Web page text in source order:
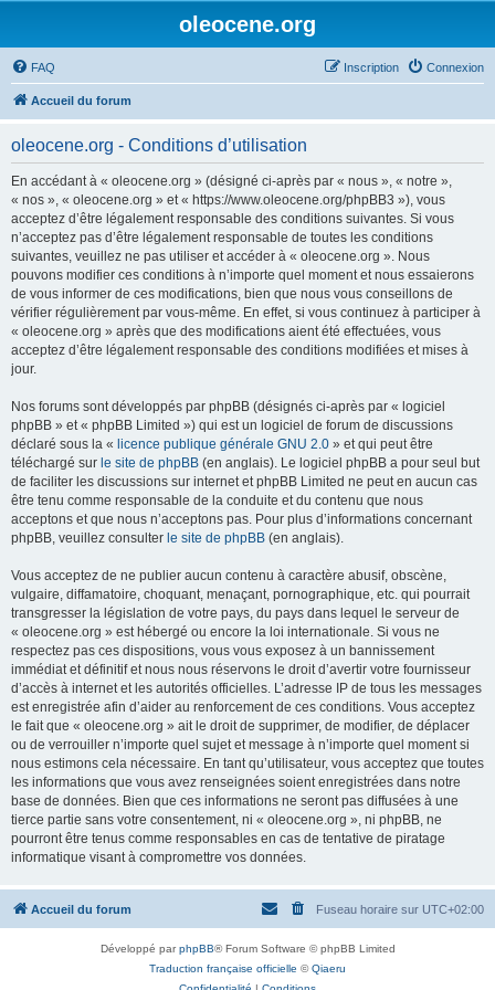
oleocene.org
FAQ Connexion
Inscription
Accueil du forum
oleocene.org - Conditions d’utilisation
En accédant à « oleocene.org » (désigné ci-après par « nous », « notre »,
« nos », « oleocene.org » et « https://www.oleocene.org/phpBB3 »), vous
acceptez d’être légalement responsable des conditions suivantes. Si vous
n’acceptez pas d’être légalement responsable de toutes les conditions
suivantes, veuillez ne pas utiliser et accéder à « oleocene.org ». Nous
pouvons modifier ces conditions à n’importe quel moment et nous essaierons
de vous informer de ces modifications, bien que nous vous conseillons de
vérifier régulièrement par vous-même. En effet, si vous continuez à participer à
« oleocene.org » après que des modifications aient été effectuées, vous
acceptez d’être légalement responsable des conditions modifiées et mises à
jour.
Nos forums sont développés par phpBB (désignés ci-après par « logiciel
phpBB » et « phpBB Limited ») qui est un logiciel de forum de discussions
déclaré sous la « licence publique générale GNU 2.0 » et qui peut être
téléchargé sur le site de phpBB (en anglais). Le logiciel phpBB a pour seul but
de faciliter les discussions sur internet et phpBB Limited ne peut en aucun cas
être tenu comme responsable de la conduite et du contenu que nous
acceptons et que nous n’acceptons pas. Pour plus d’informations concernant
phpBB, veuillez consulter le site de phpBB (en anglais).
Vous acceptez de ne publier aucun contenu à caractère abusif, obscène,
vulgaire, diffamatoire, choquant, menaçant, pornographique, etc. qui pourrait
transgresser la législation de votre pays, du pays dans lequel le serveur de
« oleocene.org » est hébergé ou encore la loi internationale. Si vous ne
respectez pas ces dispositions, vous vous exposez à un bannissement
immédiat et définitif et nous nous réservons le droit d’avertir votre fournisseur
d’accès à internet et les autorités officielles. L’adresse IP de tous les messages
est enregistrée afin d’aider au renforcement de ces conditions. Vous acceptez
le fait que « oleocene.org » ait le droit de supprimer, de modifier, de déplacer
ou de verrouiller n’importe quel sujet et message à n’importe quel moment si
nous estimons cela nécessaire. En tant qu’utilisateur, vous acceptez que toutes
les informations que vous avez renseignées soient enregistrées dans notre
base de données. Bien que ces informations ne seront pas diffusées à une
tierce partie sans votre consentement, ni « oleocene.org », ni phpBB, ne
pourront être tenus comme responsables en cas de tentative de piratage
informatique visant à compromettre vos données.
Accueil du forum Fuseau horaire sur UTC+02:00
Développé parphpBB® Forum Software © phpBB Limited
Traduction française officielle ©Qiaeru